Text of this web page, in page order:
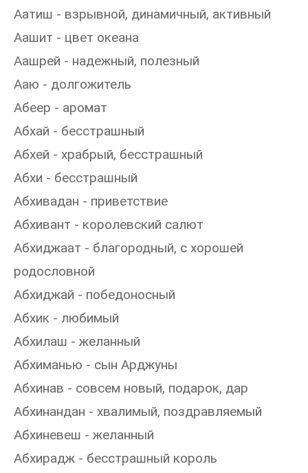
Аатиш - взрывной, динамичный, активный
Аашит - цвет океана
Аашрей - надежный, полезный
Ааю - долгожитель
Абеер - аромат
Абхай - бесстрашный
Абхей - храбрый, бесстрашный
Абхи - бесстрашный
Абхивадан - приветствие
Абхивант - королевский салют
Абхиджаат - благородный, с хорошей
родословной
Абхиджай - победоносный
Абхик - любимый
Абхилаш - желанный
Абхиманью - сын Арджуны
Абхинав - совсем новый, подарок, дар
Абхинандан - хвалимый, поздравляемый
Абхиневеш - желанный
Абхирадж - бесстрашный король